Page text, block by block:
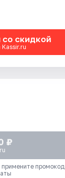
со скидкой
Kassir.ru
₽
промокод